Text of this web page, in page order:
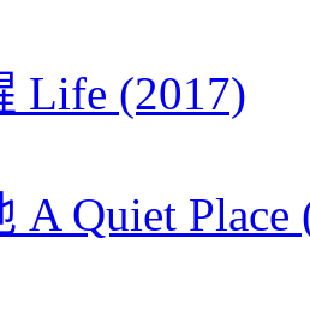
Life (2017)
A Quiet Place